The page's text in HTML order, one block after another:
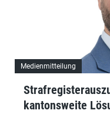
Medienmitteilung
kantonsweite